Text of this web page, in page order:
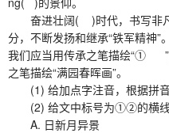
奋进壮阔( )时代，书写非凡
分，不断发扬和继承“铁军精神”
我们应当用传承之笔描绘“①
之笔描绘“满园春晖画”。
(1) 给加点字注音，根据拼
(2) 给文中标号为①②的横线
A. 日新月异景